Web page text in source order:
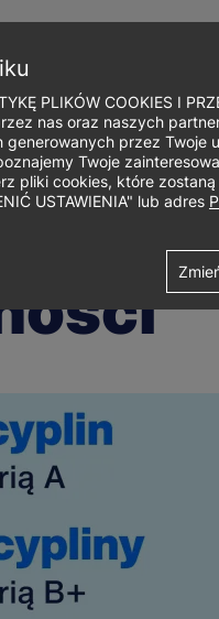
PLIKÓW COOKIES I
nas oraz naszych
przez
Twoje
pliki cookies, które
USTAWIENIA" lub adres